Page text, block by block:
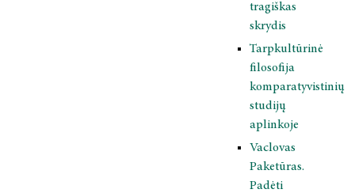
tragiškas
skrydis
Tarpkultūrinė
filosofija
komparatyvistinių
studijų
aplinkoje
Vaclovas
Paketūras.
Padėti